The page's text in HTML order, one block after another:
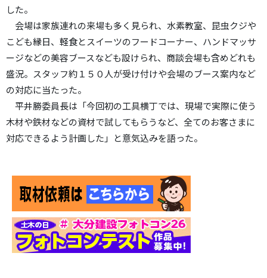
した。
会場は家族連れの来場も多く見られ、水素教室、昆虫クジや
こども縁日、軽食とスイーツのフードコーナー、ハンドマッサ
ージなどの美容ブースなども設けられ、商談会場も含めどれも
盛況。スタッフ約１５０人が受け付けや会場のブース案内など
の対応に当たった。
平井勝委員長は「今回初の工具横丁では、現場で実際に使う
木材や鉄材などの資材で試してもらうなど、全てのお客さまに
対応できるよう計画した」と意気込みを語った。